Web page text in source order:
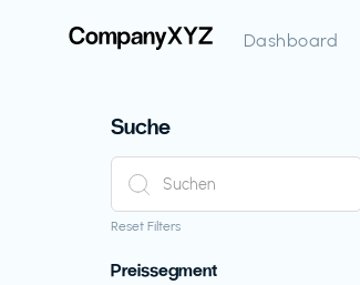
Dashboard
Suche
Reset Filters
Preissegment